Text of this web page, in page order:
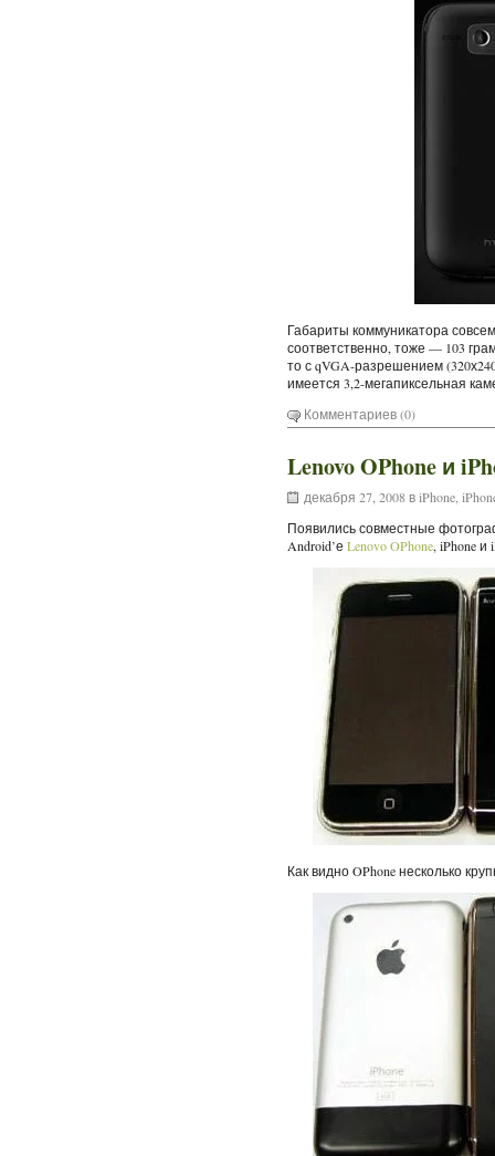
Габариты коммуникатора
соответственно, тоже — 103
то с qVGA-разрешением
имеется 3,2-мегапиксельная
Комментариев (0)
Lenovo OPhone и
декабря 27, 2008 вiPhone
Появились совместные
Android’е Lenovo OPhone, iPhone и
Как видно OPhone несколько